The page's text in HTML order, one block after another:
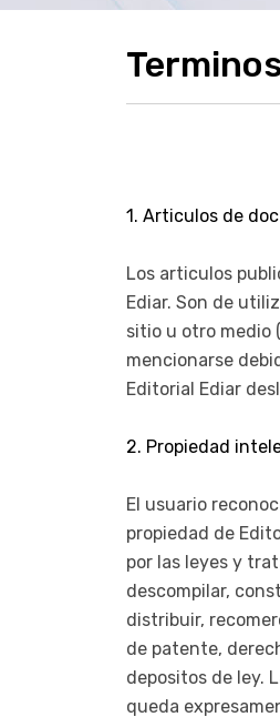
1. Articulos de
Los articulos
Ediar. Son de
sitio u otro medio
mencionarse
Editorial Ediar
2. Propiedad
El usuario
propiedad de
por las leyes y
descompilar,
distribuir,
de patente,
depositos de ley.
queda